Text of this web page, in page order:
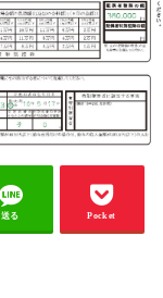
送る Pocket